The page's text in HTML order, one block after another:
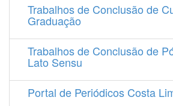
Trabalhos de Conclusão de
Graduação
Trabalhos de Conclusão de
Lato Sensu
Portal de Periódicos Costa